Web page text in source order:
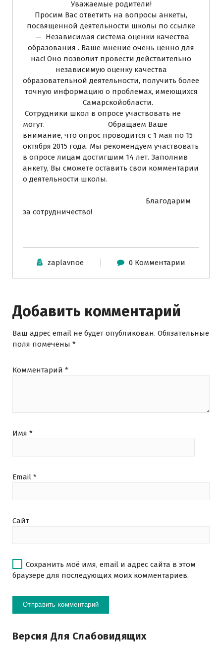
Уважаемые родители!
Просим Вас ответить на вопросы анкеты,
посвященной деятельности школы по ссылке
— Независимая система оценки качества
образования . Ваше мнение очень ценно для
нас! Оно позволит провести действительно
независимую оценку качества
образовательной деятельности, получить более
точную информацию о проблемах, имеющихся
Самарскойобласти.
Сотрудники школ в опросе участвовать не
могут. Обращаем Ваше
внимание, что опрос проводится с 1 мая по 15
октября 2015 года. Мы рекомендуем участвовать
в опросе лицам достигшим 14 лет. Заполнив
анкету, Вы сможете оставить свои комментарии
о деятельности школы.
Благодарим
за сотрудничество!
zaplavnoe 0 Комментарии
Добавить комментарий
Ваш адрес email не будет опубликован. Обязательные
поля помечены *
Комментарий *
Имя *
Email *
Сайт
Сохранить моё имя, email и адрес сайта в этом
браузере для последующих моих комментариев.
Версия Для Слабовидящих